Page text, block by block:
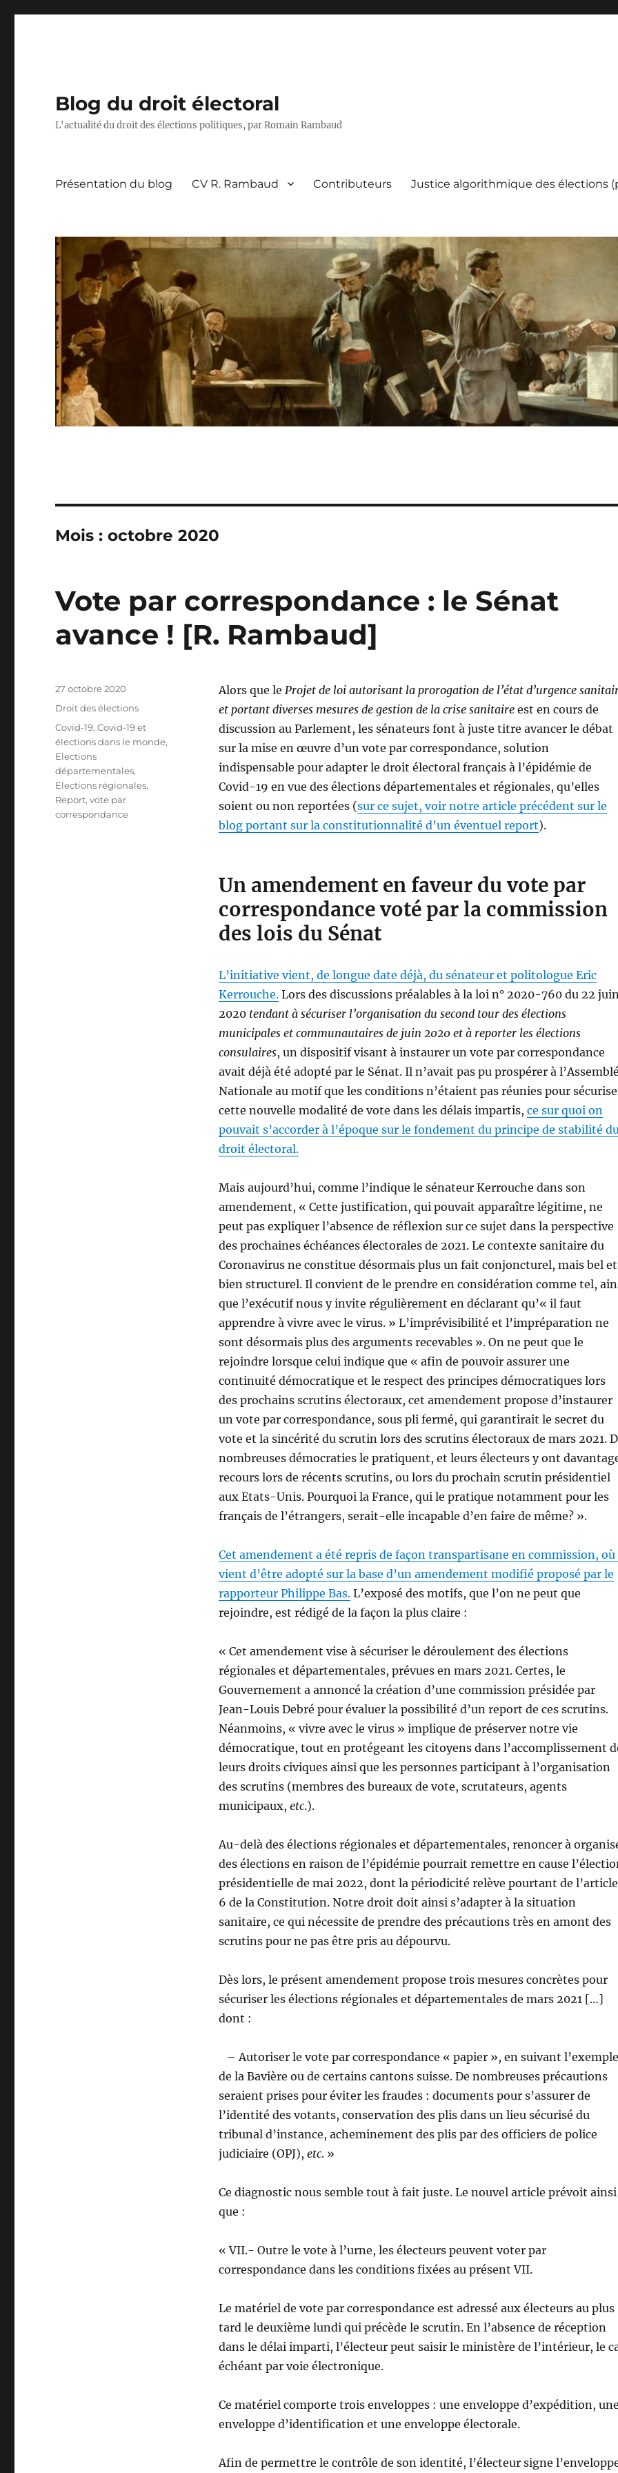
Blog du droit électoral
L'actualité du droit des élections politiques, par Romain Rambaud
Présentation du blog CV R. Rambaud Contributeurs Justice algorithmique des élections
Mois :octobre 2020
Vote par correspondance : le Sénat
avance ! [R. Rambaud]
Alors que le Projet de loi autorisant la prorogation de l’état d’urgence
et portant diverses mesures de gestion de la crise sanitaire est en cours de
discussion au Parlement, les sénateurs font à juste titre avancer le débat
sur la mise en œuvre d’un vote par correspondance, solution
indispensable pour adapter le droit électoral français à l’épidémie de
Covid-19 en vue des élections départementales et régionales, qu’elles
soient ou non reportées (sur ce sujet, voir notre article précédent sur le
blog portant sur la constitutionnalité d’un éventuel report).
Un amendement en faveur du vote par
correspondance voté par la commission
des lois du Sénat
L’initiative vient, de longue date déjà, du sénateur et politologue Eric
Kerrouche.Lors des discussions préalables à la loi n° 2020-760 du 22
2020tendant à sécuriser l’organisation du second tour des élections
municipales et communautaires de juin 2020 et à reporter les élections
consulaires, un dispositif visant à instaurer un vote par correspondance
avait déjà été adopté par le Sénat. Il n’avait pas pu prospérer à
Nationale au motif que les conditions n’étaient pas réunies pour
cette nouvelle modalité de vote dans les délais impartis, ce sur quoi on
pouvait s’accorder à l’époque sur le fondement du principe de stabilité
droit électoral.
Mais aujourd’hui, comme l’indique le sénateur Kerrouche dans son
amendement, « Cette justification, qui pouvait apparaître légitime, ne
peut pas expliquer l’absence de réflexion sur ce sujet dans la perspective
des prochaines échéances électorales de 2021. Le contexte sanitaire du
Coronavirus ne constitue désormais plus un fait conjoncturel, mais bel et
bien structurel. Il convient de le prendre en considération comme tel,
que l’exécutif nous y invite régulièrement en déclarant qu’« il faut
apprendre à vivre avec le virus. » L’imprévisibilité et l’impréparation ne
sont désormais plus des arguments recevables ». On ne peut que le
rejoindre lorsque celui indique que « afin de pouvoir assurer une
continuité démocratique et le respect des principes démocratiques lors
des prochains scrutins électoraux, cet amendement propose d’instaurer
un vote par correspondance, sous pli fermé, qui garantirait le secret du
vote et la sincérité du scrutin lors des scrutins électoraux de mars 2021.
nombreuses démocraties le pratiquent, et leurs électeurs y ont
recours lors de récents scrutins, ou lors du prochain scrutin présidentiel
aux Etats-Unis. Pourquoi la France, qui le pratique notamment pour les
français de l’étrangers, serait-elle incapable d’en faire de même? ».
Cet amendement a été repris de façon transpartisane en commission,
vient d’être adopté sur la base d’un amendement modifié proposé par le
rapporteur Philippe Bas.L’exposé des motifs, que l’on ne peut que
rejoindre, est rédigé de la façon la plus claire :
« Cet amendement vise à sécuriser le déroulement des élections
régionales et départementales, prévues en mars 2021. Certes, le
Gouvernement a annoncé la création d’une commission présidée par
Jean-Louis Debré pour évaluer la possibilité d’un report de ces scrutins.
Néanmoins, « vivre avec le virus » implique de préserver notre vie
démocratique, tout en protégeant les citoyens dans l’accomplissement
leurs droits civiques ainsi que les personnes participant à l’organisation
des scrutins (membres des bureaux de vote, scrutateurs, agents
municipaux, etc.).
Au-delà des élections régionales et départementales, renoncer à
des élections en raison de l’épidémie pourrait remettre en cause
présidentielle de mai 2022, dont la périodicité relève pourtant de l’article
6 de la Constitution. Notre droit doit ainsi s’adapter à la situation
sanitaire, ce qui nécessite de prendre des précautions très en amont des
scrutins pour ne pas être pris au dépourvu.
Dès lors, le présent amendement propose trois mesures concrètes pour
sécuriser les élections régionales et départementales de mars 2021 […]
dont :
– Autoriser le vote par correspondance « papier », en suivant l’exemple
de la Bavière ou de certains cantons suisse. De nombreuses précautions
seraient prises pour éviter les fraudes : documents pour s’assurer de
l’identité des votants, conservation des plis dans un lieu sécurisé du
tribunal d’instance, acheminement des plis par des officiers de police
judiciaire (OPJ), etc. »
Ce diagnostic nous semble tout à fait juste. Le nouvel article prévoit ainsi
que :
« VII.- Outre le vote à l’urne, les électeurs peuvent voter par
correspondance dans les conditions fixées au présent VII.
Le matériel de vote par correspondance est adressé aux électeurs au plus
tard le deuxième lundi qui précède le scrutin. En l’absence de réception
dans le délai imparti, l’électeur peut saisir le ministère de l’intérieur, le
échéant par voie électronique.
Ce matériel comporte trois enveloppes : une enveloppe d’expédition,
enveloppe d’identification et une enveloppe électorale.
Afin de permettre le contrôle de son identité, l’électeur signe
Publié
27 octobre 2020
Catégories
Droit des élections
Étiquettes
Covid-19,Covid-19 et
élections dans le monde,
Elections
départementales,
Elections régionales,
Report,vote par
correspondance